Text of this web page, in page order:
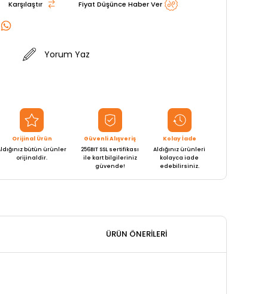
Karşılaştır Fiyat Düşünce Haber Ver
Yorum Yaz
Orijinal Ürün
bütün ürünler
orijinaldir.
Güvenli Alışveriş
256BIT SSL sertifikası
ile kart bilgileriniz
güvende!
Kolay İade
Aldığınız ürünleri
kolayca iade
edebilirsiniz.
ÜRÜN ÖNERILERI